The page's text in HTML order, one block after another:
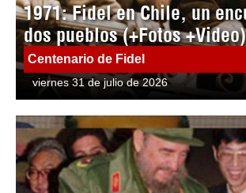
1971: Fidel en Chile, un
dos pueblos (+Fotos +Video)
Centenario de Fidel
viernes 31 de julio de 2026